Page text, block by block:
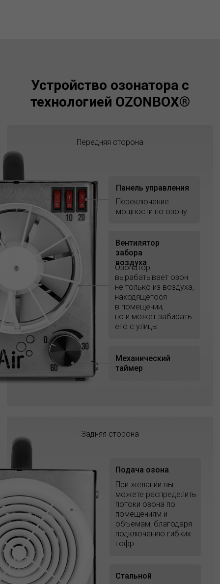
Устройство озонатора с
технологией OZONBOX®
Передняя сторона
Задняя сторона
Стальной
Механический
таймер
Вентилятор
забора
воздуха
Озонатор
вырабатывает озон
не только из воздуха,
находящегося
в помещении,
но и может забирать
его с улицы
Панель управления
Переключение
мощности по озону
Подача озона
При желании вы
можете распределить
потоки озона по
помещениям и
объемам, благодаря
подключению гибких
гофр